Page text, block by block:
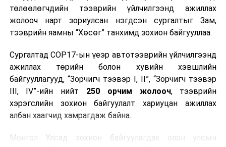
төлөөлөгчдийн тээврийн үйлчилгээнд ажиллах
жолооч нарт зориулсан нэгдсэн сургалтыг Зам,
тээврийн яамны “Хөсөг” танхимд зохион байгууллаа.
Сургалтад COP17-ын үеэр автотээврийн үйлчилгээнд
ажиллах төрийн болон хувийн хэвшлийн
байгууллагууд, “Зорчигч тээвэр I, II”, “Зорчигч тээвэр
III, IV”-ийн нийт 250 орчим жолооч, тээврийн
хэрэгслийн зохион байгуулалт хариуцан ажиллах
албан хаагчид хамрагдаж байна.
Монгол Улсад зохион байгуулагдах олон улсын